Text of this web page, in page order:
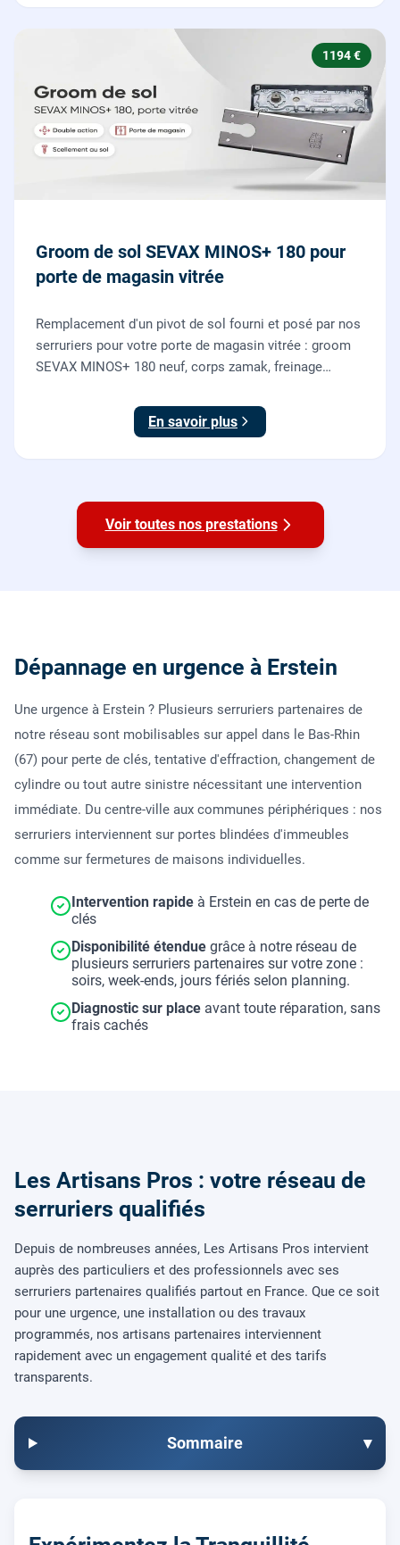
1194 €
Groom de sol SEVAX MINOS+ 180 pour
porte de magasin vitrée
Remplacement d'un pivot de sol fourni et posé par nos
serruriers pour votre porte de magasin vitrée : groom
SEVAX MINOS+ 180 neuf, corps zamak, freinage
sol, réglage et essais. 995 euros HT (1194 TTC).
En savoir plus
Voir toutes nos prestations
Dépannage en urgence à Erstein
Une urgence à Erstein ? Plusieurs serruriers partenaires de
notre réseau sont mobilisables sur appel dans le Bas-Rhin
(67) pour perte de clés, tentative d'effraction, changement de
cylindre ou tout autre sinistre nécessitant une intervention
immédiate. Du centre-ville aux communes périphériques : nos
serruriers interviennent sur portes blindées d'immeubles
comme sur fermetures de maisons individuelles.
Intervention rapide à Erstein en cas de perte de
clés
Disponibilité étendue grâce à notre réseau de
plusieurs serruriers partenaires sur votre zone :
soirs, week-ends, jours fériés selon planning.
Diagnostic sur place avant toute réparation, sans
frais cachés
Les Artisans Pros : votre réseau de
serruriers qualifiés
Depuis de nombreuses années, Les Artisans Pros intervient
auprès des particuliers et des professionnels avec ses
serruriers partenaires qualifiés partout en France. Que ce soit
pour une urgence, une installation ou des travaux
programmés, nos artisans partenaires interviennent
rapidement avec un engagement qualité et des tarifs
transparents.
Sommaire ▾